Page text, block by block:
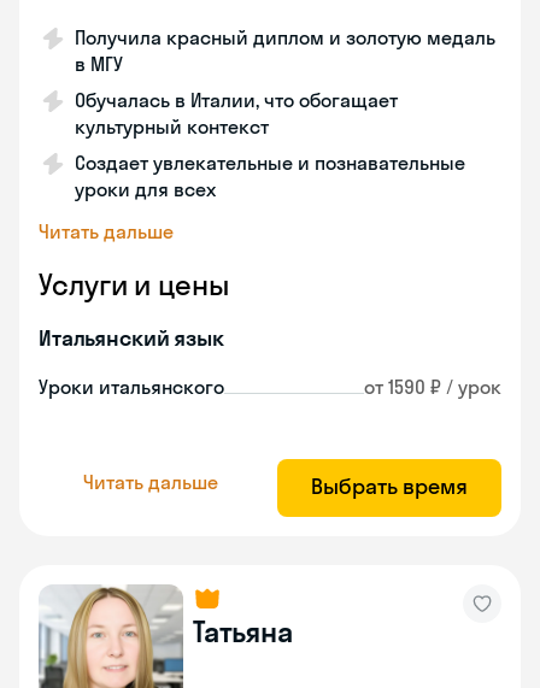
Получила красный диплом и золотую медаль
в МГУ
Обучалась в Италии, что обогащает
культурный контекст
Создает увлекательные и познавательные
уроки для всех
Читать дальше
Услуги и цены
Итальянский язык
Уроки итальянского от 1590 ₽ / урок
Читать дальше Выбрать время
Татьяна